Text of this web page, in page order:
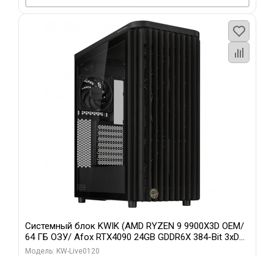
Системный блок KWIK (AMD RYZEN 9 9900X3D OEM/
64 ГБ ОЗУ/ Afox RTX4090 24GB GDDR6X 384-Bit 3xDP
HDMI ATX Turbo/ 1 ТБ SSD)
Модель: KW-Live0120